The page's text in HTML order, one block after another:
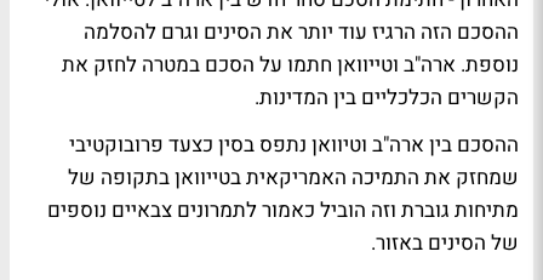
ההסכם הזה הרגיז עוד יותר את הסינים וגרם להסלמה
נוספת. ארה"ב וטייוואן חתמו על הסכם במטרה לחזק את
הקשרים הכלכליים בין המדינות.
ההסכם בין ארה"ב וטיוואן נתפס בסין כצעד פרובוקטיבי
שמחזק את התמיכה האמריקאית בטייוואן בתקופה של
מתיחות גוברת וזה הוביל כאמור לתמרונים צבאיים נוספים
של הסינים באזור.